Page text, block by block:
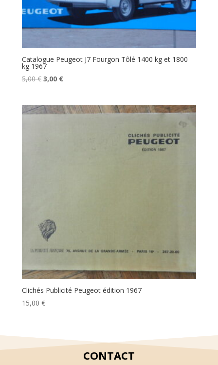
Catalogue Peugeot J7 Fourgon Tôlé 1400 kg et 1800
kg 1967
5,00€ Le
était :
3,00 €Le
est :
Clichés Publicité Peugeot édition 1967
15,00 €
CONTACT